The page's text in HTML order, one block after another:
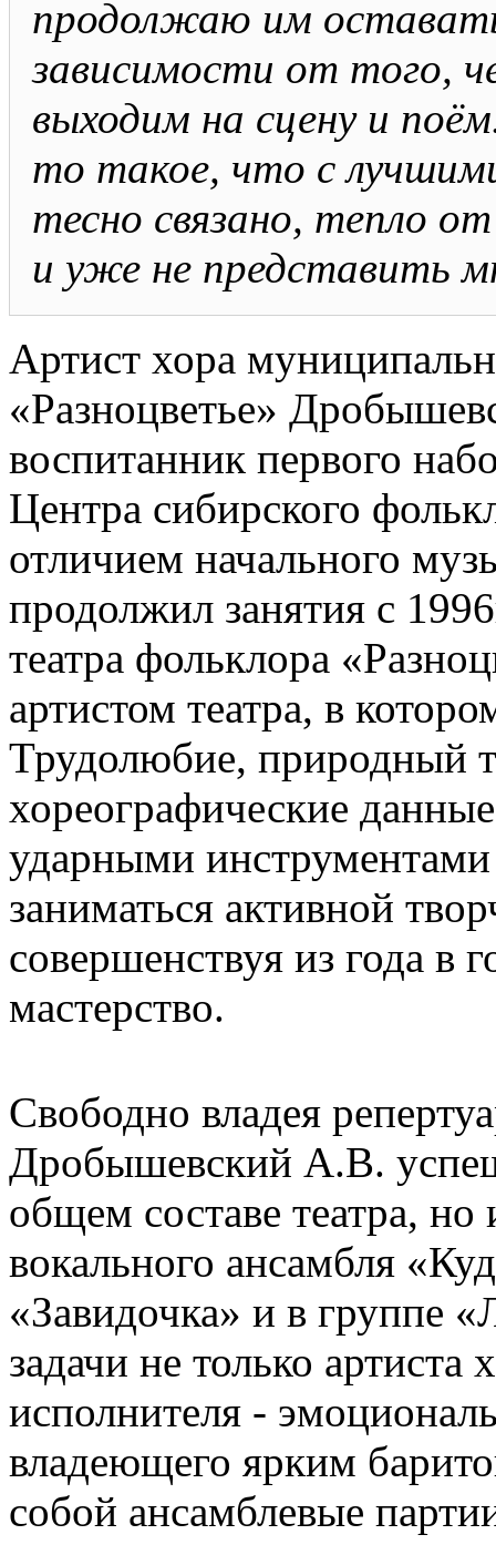
продолжаю им
зависимости от того,
выходим на сцену и
то такое, что с
тесно связано, тепло
и уже не представить
Артист хора
«Разноцветье»
воспитанник первого
Центра сибирского
отличием начального
продолжил занятия с
театра фольклора
артистом театра, в
Трудолюбие, природный
хореографические
ударными
заниматься активной
совершенствуя из года в
мастерство.
Свободно владея
Дробышевский А.В.
общем составе театра, но
вокального ансамбля
«Завидочка» и в группе
задачи не только
исполнителя -
владеющего ярким
собой ансамблевые